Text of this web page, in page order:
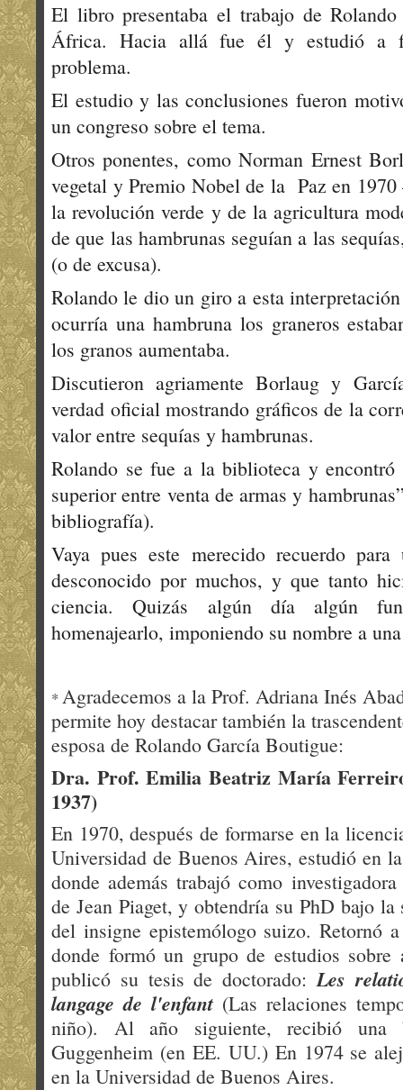
El libro presentaba el trabajo de
África. Hacia allá fue él y estudió a
problema.
El estudio y las conclusiones fueron
un congreso sobre el tema.
Otros ponentes, como Norman Ernest
vegetal y Premio Nobel de la Paz en 1970
la revolución verde y de la agricultura
de que las hambrunas seguían a las
(o de excusa).
Rolando le dio un giro a esta
ocurría una hambruna los graneros
los granos aumentaba.
Discutieron agriamente Borlaug y
verdad oficial mostrando gráficos de la
valor entre sequías y hambrunas.
Rolando se fue a la biblioteca y
superior entre venta de armas y
bibliografía).
Vaya pues este merecido recuerdo
desconocido por muchos, y que tanto
ciencia. Quizás algún día algún
homenajearlo, imponiendo su nombre a
* Agradecemos a la Prof. Adriana Inés
permite hoy destacar también la
esposa de Rolando García Boutigue:
Dra. Prof. Emilia Beatriz María
1937​)
En 1970, después de formarse en la
Universidad de Buenos Aires, estudió en
donde además trabajó como
de Jean Piaget, y obtendría su PhD bajo
del insigne epistemólogo suizo. Retornó
donde formó un grupo de estudios sobre
publicó su tesis de doctorado:Les
langage de l'enfant(Las relaciones
niño). Al año siguiente, recibió una
Guggenheim (en EE. UU.) En 1974 se
en la Universidad de Buenos Aires.